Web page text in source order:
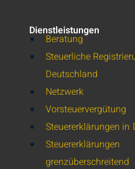
Dienstleistungen
Beratung
Steuerliche
Deutschland
Netzwerk
Vorsteuervergütung
Steuererklärungen in
Steuererklärungen
grenzüberschreitend